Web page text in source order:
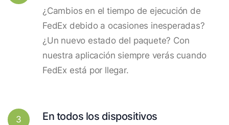
¿Cambios en el tiempo de ejecución de
FedEx debido a ocasiones inesperadas?
¿Un nuevo estado del paquete? Con
nuestra aplicación siempre verás cuando
FedEx está por llegar.
3 En todos los dispositivos